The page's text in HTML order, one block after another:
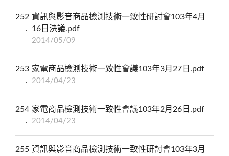
252 資訊與影音商品檢測技術一致性研討會103年4月
16日決議.pdf
2014/05/09
253 家電商品檢測技術一致性會議103年3月27日.pdf
2014/04/23
254 家電商品檢測技術一致性會議103年2月26日.pdf
2014/04/23
255 資訊與影音商品檢測技術一致性研討會103年3月